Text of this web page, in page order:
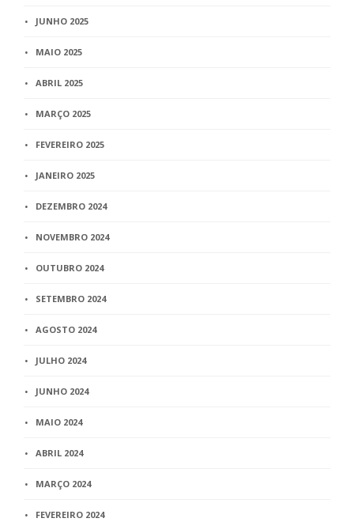
JUNHO 2025
MAIO 2025
ABRIL 2025
MARÇO 2025
FEVEREIRO 2025
JANEIRO 2025
DEZEMBRO 2024
NOVEMBRO 2024
OUTUBRO 2024
SETEMBRO 2024
AGOSTO 2024
JULHO 2024
JUNHO 2024
MAIO 2024
ABRIL 2024
MARÇO 2024
FEVEREIRO 2024